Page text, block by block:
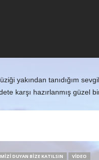
yakından tanıdığım
karşı hazırlanmış güzel
DUYAN BIZE KATILSIN VIDEO